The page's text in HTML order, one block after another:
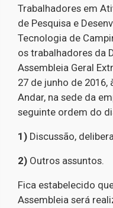
Trabalhadores em
de Pesquisa e
Tecnologia de
os trabalhadores da
Assembleia Geral
27 de junho de 2016,
Andar, na sede da
seguinte ordem do
1) Discussão,
2) Outros assuntos.
Fica estabelecido
Assembleia será